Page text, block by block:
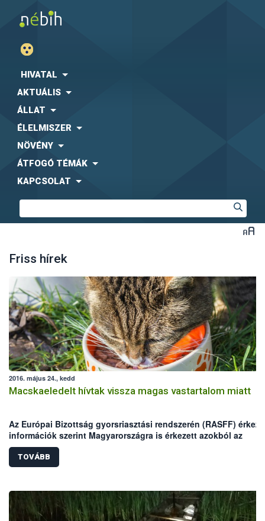
HIVATAL
AKTUÁLIS
ÁLLAT
ÉLELMISZER
NÖVÉNY
ÁTFOGÓ TÉMÁK
KAPCSOLAT
Friss hírek
2016. május 24., kedd
Macskaeledelt hívtak vissza magas vastartalom miatt
Az Európai Bizottság gyorsriasztási rendszerén (RASFF)
információk szerint Magyarországra is érkezett azokból az
egyadagos macskaeledelekből, melyekben magas vastartalmat
mértek.
TOVÁBB